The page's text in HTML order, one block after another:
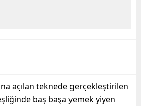
açılan teknede gerçekleştirilen
baş başa yemek yiyen